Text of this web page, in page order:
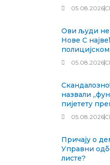
05.08.2026
Ови људи
Нове С
05.08.2026
назвали
пијетету
05.08.2026
Причају о
Управни
листе?